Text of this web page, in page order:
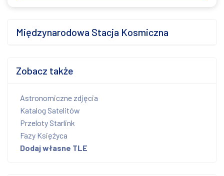
Międzynarodowa Stacja Kosmiczna
Zobacz także
Astronomiczne zdjęcia
Katalog Satelitów
Przeloty Starlink
Fazy Księżyca
Dodaj własne TLE